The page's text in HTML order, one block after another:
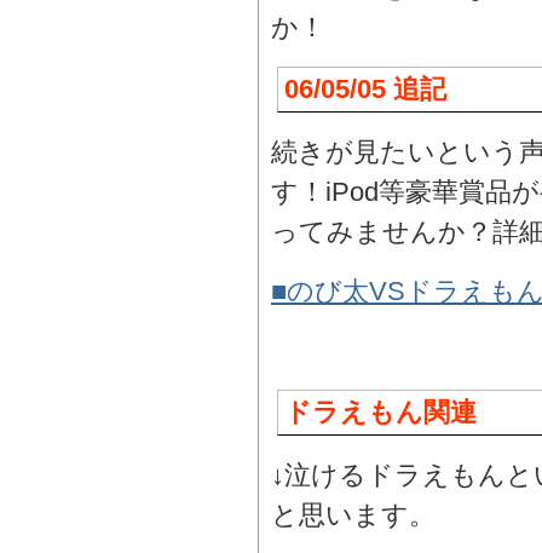
か！
06/05/05 追記
続きが見たいという
す！iPod等豪華賞品
ってみませんか？詳
■のび太VSドラえも
ドラえもん関連
↓泣けるドラえもん
と思います。